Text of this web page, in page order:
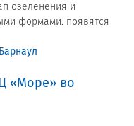
озеленения и
формами: появятся
«Море» во